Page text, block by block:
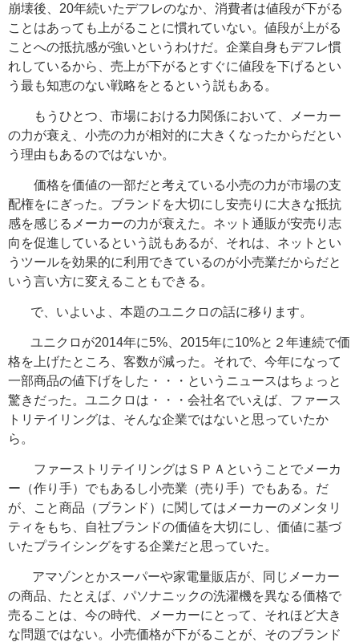
崩壊後、20年続いたデフレのなか、消費者は値段が下がる
ことはあっても上がることに慣れていない。値段が上がる
ことへの抵抗感が強いというわけだ。企業自身もデフレ慣
れしているから、売上が下がるとすぐに値段を下げるとい
う最も知恵のない戦略をとるという説もある。
もうひとつ、市場における力関係において、メーカー
の力が衰え、小売の力が相対的に大きくなったからだとい
う理由もあるのではないか。
価格を価値の一部だと考えている小売の力が市場の支
配権をにぎった。ブランドを大切にし安売りに大きな抵抗
感を感じるメーカーの力が衰えた。ネット通販が安売り志
向を促進しているという説もあるが、それは、ネットとい
うツールを効果的に利用できているのが小売業だからだと
いう言い方に変えることもできる。
で、いよいよ、本題のユニクロの話に移ります。
ユニクロが2014年に5%、2015年に10%と２年連続で価
格を上げたところ、客数が減った。それで、今年になって
一部商品の値下げをした・・・というニュースはちょっと
驚きだった。ユニクロは・・・会社名でいえば、 ファース
トリテイリングは、そんな企業ではないと思っていたか
ら。
ファーストリテイリングはＳＰＡということでメーカ
ー（作り手）でもあるし小売業（売り手）でもある。だ
が、こと商品（ブランド）に関してはメーカーのメンタリ
ティをもち、自社ブランドの価値を大切にし、価値に基づ
いたプライシングをする企業だと思っていた。
アマゾンとかスーパーや家電量販店が、同じメーカー
の商品、たとえば、パソナニックの洗濯機を異なる価格で
売ることは、今の時代、メーカーにとって、それほど大き
な問題ではない。小売価格が下がることが、そのブランド